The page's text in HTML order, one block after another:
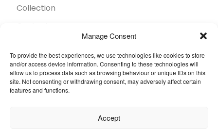
Manage Consent
To provide the best experiences, we use technologies like cookies to store
and/or access device information. Consenting to these technologies will
allow us to process data such as browsing behaviour or unique IDs on this
site. Not consenting or withdrawing consent, may adversely affect certain
features and functions.
Accept
Collection
Contact
Développement durable
FAQ
Inspiration
Secteurs